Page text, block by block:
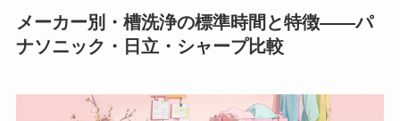
メーカー別・槽洗浄の標準時間と特徴——パ
ナソニック・日立・シャープ比較